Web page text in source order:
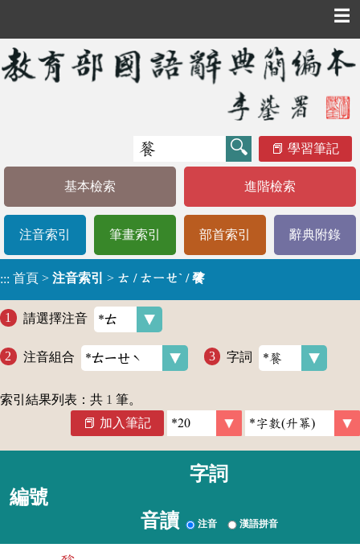
☰
學習筆記
基本檢索 進階檢索
注音索引 筆畫索引 部首索引 辭典附錄
::: 首頁 > 注音索引 > ㄊ / ㄊㄧㄝˋ / 餮
請選擇注音
注音組合 字詞
索引結果列表：共 1 筆。
加入筆記
編號
字詞
音讀 注音 漢語拼音